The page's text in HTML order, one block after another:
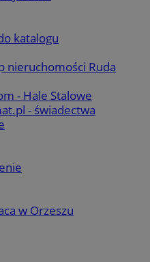
katalogu
nieruchomości Ruda
- Hale Stalowe
- świadectwa
w Orzeszu